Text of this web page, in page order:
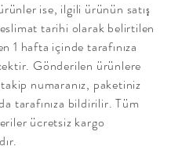
ise, ilgili ürünün satış
tarihi olarak belirtilen
1 hafta içinde tarafınıza
Gönderilen ürünlere
numaranız, paketiniz
tarafınıza bildirilir. Tüm
ücretsiz kargo